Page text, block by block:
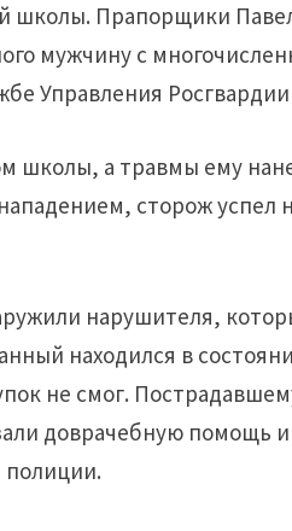
школы. Прапорщики
мужчину с
Управления
школы, а травмы ему
сторож успел
нарушителя,
находился в
не смог.
доврачебную помощь и
полиции.